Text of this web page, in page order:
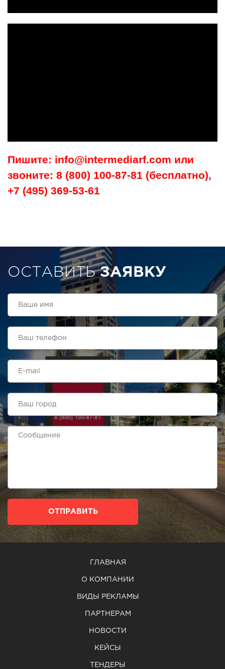
Пишите: info@intermediarf.com или
звоните: 8 (800) 100-87-81 (бесплатно),
+7 (495) 369-53-61
ОСТАВИТЬЗАЯВКУ
ОТПРАВИТЬ
ГЛАВНАЯ
О КОМПАНИИ
ВИДЫ РЕКЛАМЫ
ПАРТНЕРАМ
НОВОСТИ
КЕЙСЫ
ТЕНДЕРЫ